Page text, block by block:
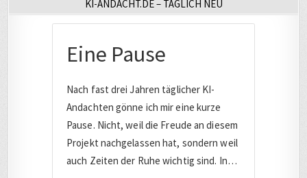
KI-ANDACHT.DE – TÄGLICH NEU